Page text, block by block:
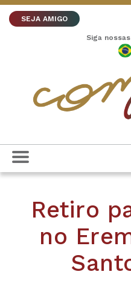
SEJA AMIGO
Siga
Retiro
no